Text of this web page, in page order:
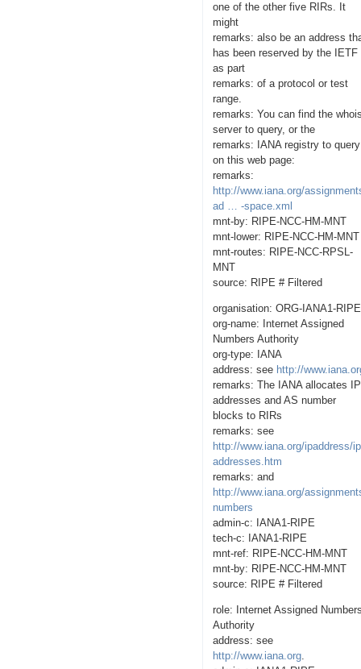
one of the other five RIRs. It
might
remarks: also be an address
has been reserved by the IETF
as part
remarks: of a protocol or test
range.
remarks: You can find the
server to query, or the
remarks: IANA registry to query
on this web page:
remarks:
http://www.iana.org/
ad … -space.xml
mnt-by: RIPE-NCC-HM-MNT
mnt-lower: RIPE-NCC-HM-MNT
mnt-routes: RIPE-NCC-RPSL-
MNT
source: RIPE # Filtered
organisation: ORG-IANA1-RIPE
org-name: Internet Assigned
Numbers Authority
org-type: IANA
address: see http://
remarks: The IANA allocates IP
addresses and AS number
blocks to RIRs
remarks: see
http://www.iana.org/ipaddress/
addresses.htm
remarks: and
http://www.iana.org/
numbers
admin-c: IANA1-RIPE
tech-c: IANA1-RIPE
mnt-ref: RIPE-NCC-HM-MNT
mnt-by: RIPE-NCC-HM-MNT
source: RIPE # Filtered
role: Internet Assigned
Authority
address: see
http://www.iana.org